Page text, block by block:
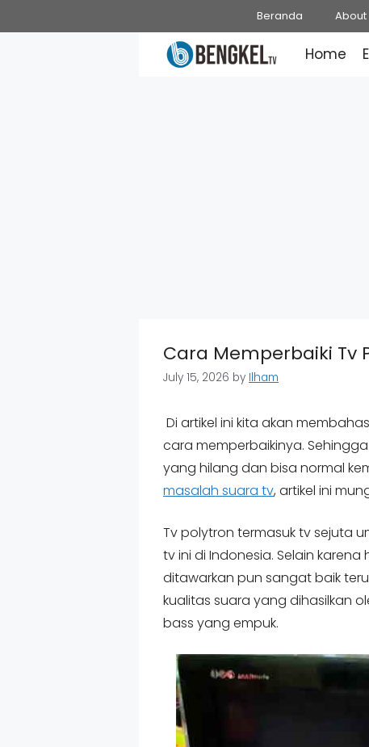
to
Beranda About
Home
Cara Memperbaiki Tv
July 15, 2026 by Ilham
Di artikel ini kita akan
cara memperbaikinya.
yang hilang dan bisa normal
masalah suara tv, artikel ini
Tv polytron termasuk tv sejuta
tv ini di Indonesia. Selain
ditawarkan pun sangat baik
kualitas suara yang dihasilkan
bass yang empuk.